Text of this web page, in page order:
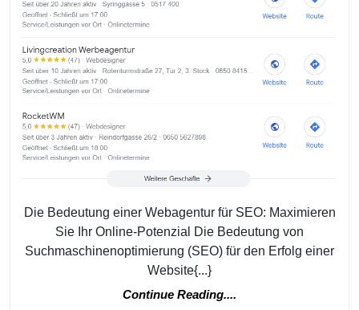
Die Bedeutung einer Webagentur für SEO: Maximieren
Sie Ihr Online-Potenzial Die Bedeutung von
Suchmaschinenoptimierung (SEO) für den Erfolg einer
Website{...}
Continue Reading....